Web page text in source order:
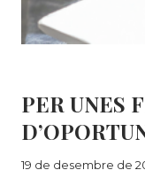
PER UNES
19 de desembre de